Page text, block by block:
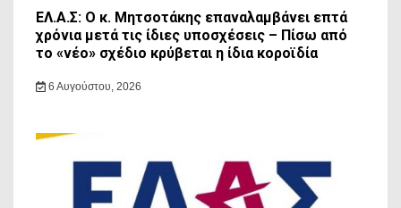
ΕΛ.Α.Σ: Ο κ. Μητσοτάκης επαναλαμβάνει επτά
χρόνια μετά τις ίδιες υποσχέσεις – Πίσω από
το «νέο» σχέδιο κρύβεται η ίδια κοροϊδία
6 Αυγούστου, 2026